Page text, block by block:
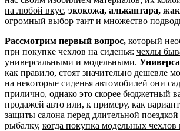
на любой вкус, экокожа, алькантара,
огромный выбор таит и множество
Рассмотрим первый вопрос, который
при покупке чехлов на сиденья: чехлы
универсальными и модельными.
как правило, стоят значительно дешевле
на некоторые сиденья автомобилей они
прилично, однако это скорее бюджетный
продажей авто или, к примеру, как
защиты салона перед длительной
рыбалку, когда покупка модельных чехлов